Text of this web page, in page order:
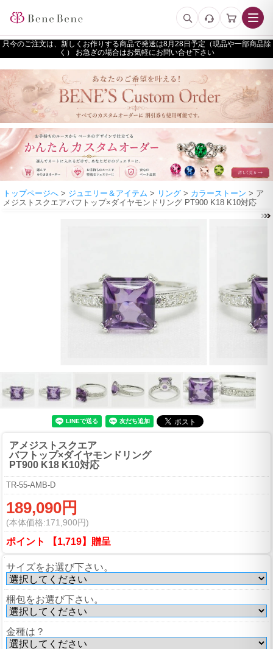
只今のご注文は、新しくお作りする商品で発送は
予定（現品や一部商品除
く） お急ぎの場合はお気軽にお問い合せ下さい
トップページへ > ジュエリー＆アイテム > リング > カラーストーン > ア
メジストスクエアバフトップ×ダイヤモンドリング PT900 K18 K10対応
アメジストスクエア
バフトップ×ダイヤモンドリング
PT900 K18 K10対応
TR-55-AMB-D
189,090円
(本体価格:171,900円)
ポイント 【1,719】贈呈
サイズをお選び下さい。
梱包をお選び下さい。
金種は？